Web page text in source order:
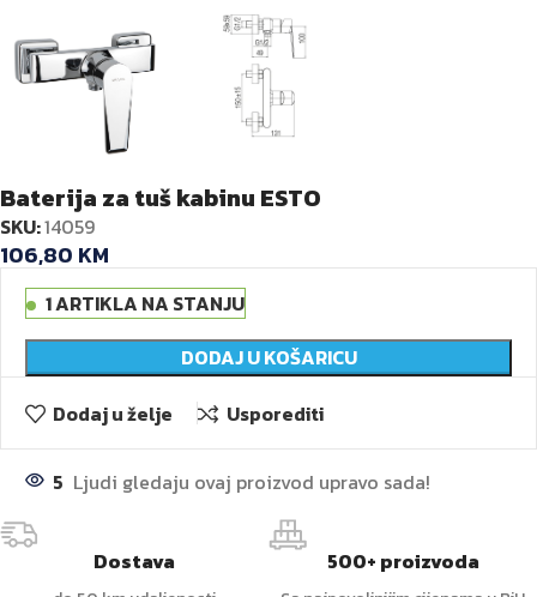
Baterija za tuš kabinu ESTO
SKU:14059
106,80 KM
1 ARTIKLA NA STANJU
DODAJ U KOŠARICU
Dodaj u želje
Usporediti
5 Ljudi gledaju ovaj proizvod upravo sada!
Dostava 500+ proizvoda